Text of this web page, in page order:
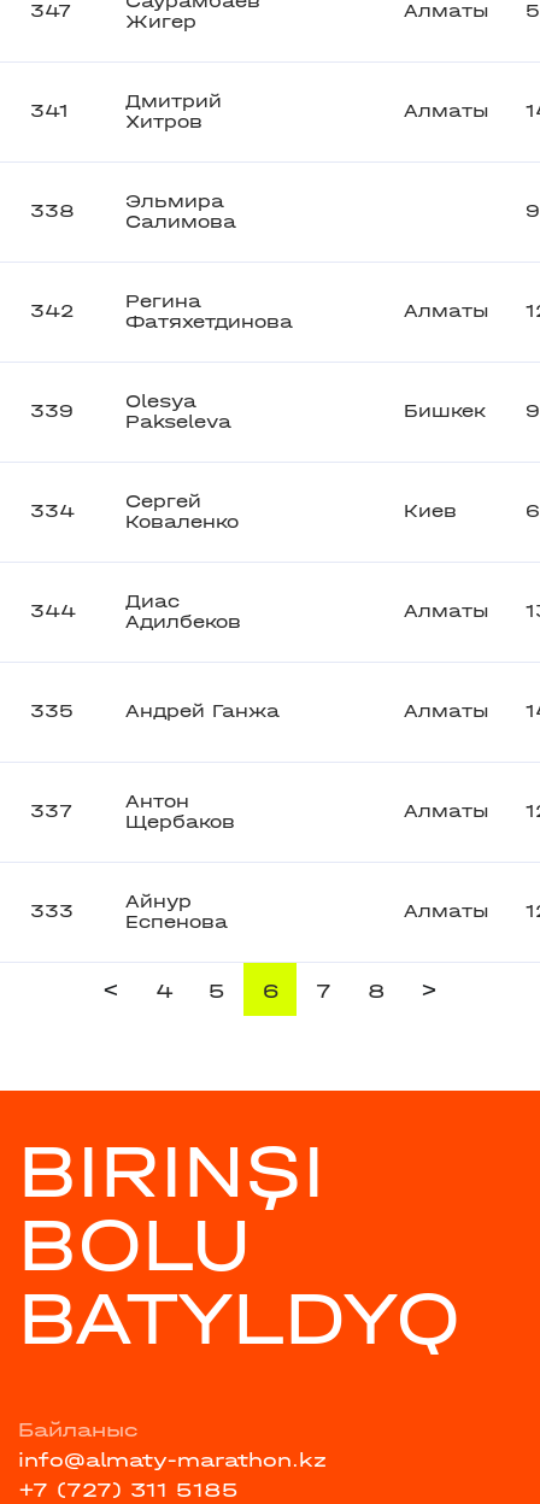
347
Жигер
Алматы
341
Дмитрий
Хитров
Алматы
338
Эльмира
Салимова
342
Регина
Фатяхетдинова
Алматы
339
Olesya
Pakseleva
Бишкек
334
Сергей
Коваленко
Киев
344
Диас
Адилбеков
Алматы
335 Андрей Ганжа Алматы
337
Антон
Щербаков
Алматы
333
Айнур
Еспенова
Алматы
< 4 5 6 7 8 >
BIRINŞI
BOLU
BATYLDYQ
Байланыс
info@almaty-marathon.kz
+7 (727) 311 5185